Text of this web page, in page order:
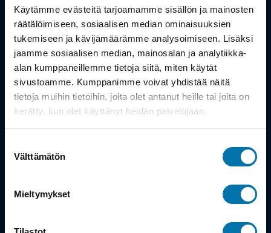
Käytämme evästeitä tarjoamamme sisällön ja mainosten
räätälöimiseen, sosiaalisen median ominaisuuksien
tukemiseen ja kävijämäärämme analysoimiseen. Lisäksi
jaamme sosiaalisen median, mainosalan ja analytiikka-
alan kumppaneillemme tietoja siitä, miten käytät
sivustoamme. Kumppanimme voivat yhdistää näitä
tietoja muihin tietoihin, joita olet antanut heille tai joita on
kerätty, kun olet käyttänyt heidän palvelujaan.
valinta
Välttämätön
Mieltymykset
Tuotteet
Työsuhdepyörä
Info
Takuu ja palautukset